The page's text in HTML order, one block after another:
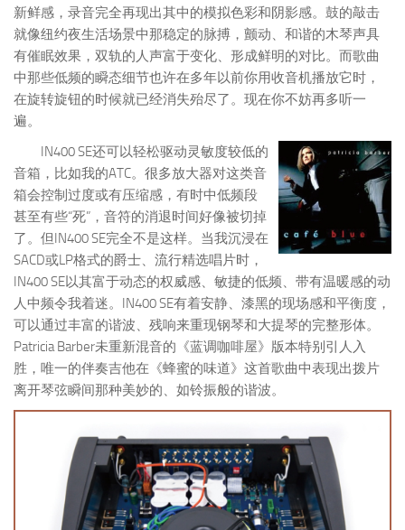
新鲜感，录音完全再现出其中的模拟色彩和阴影感。鼓的敲击
就像纽约夜生活场景中那稳定的脉搏，颤动、和谐的木琴声具
有催眠效果，双轨的人声富于变化、形成鲜明的对比。而歌曲
中那些低频的瞬态细节也许在多年以前你用收音机播放它时，
在旋转旋钮的时候就已经消失殆尽了。现在你不妨再多听一
遍。
IN400 SE还可以轻松驱动灵敏度较低的
音箱，比如我的ATC。很多放大器对这类音
箱会控制过度或有压缩感，有时中低频段
甚至有些“死”，音符的消退时间好像被切掉
了。但IN400 SE完全不是这样。当我沉浸在
SACD或LP格式的爵士、流行精选唱片时，
IN400 SE以其富于动态的权威感、敏捷的低频、带有温暖感的动
人中频令我着迷。IN400 SE有着安静、漆黑的现场感和平衡度，
可以通过丰富的谐波、残响来重现钢琴和大提琴的完整形体。
Patricia Barber未重新混音的《蓝调咖啡屋》版本特别引人入
胜，唯一的伴奏吉他在《蜂蜜的味道》这首歌曲中表现出拨片
离开琴弦瞬间那种美妙的、如铃振般的谐波。